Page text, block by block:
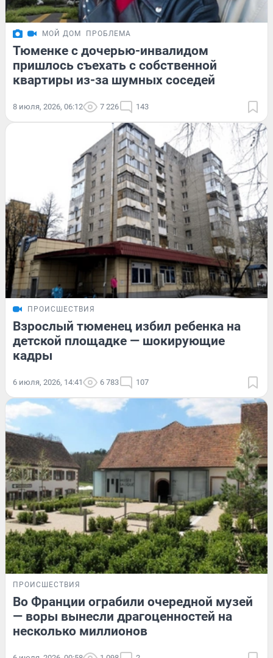
МОЙ ДОМ ПРОБЛЕМА
Тюменке с дочерью-инвалидом
пришлось съехать с собственной
квартиры из-за шумных соседей
8 июля, 2026, 06:12 7 226 143
ПРОИСШЕСТВИЯ
Взрослый тюменец избил ребенка на
детской площадке — шокирующие
кадры
6 июля, 2026, 14:41 6 783 107
ПРОИСШЕСТВИЯ
Во Франции ограбили очередной музей
— воры вынесли драгоценностей на
несколько миллионов